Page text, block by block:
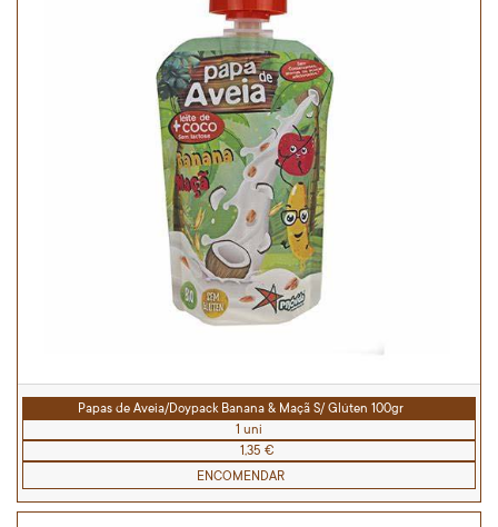
Papas de Aveia/Doypack Banana & Maçã S/ Glúten 100gr
1 uni
1,35 €
ENCOMENDAR